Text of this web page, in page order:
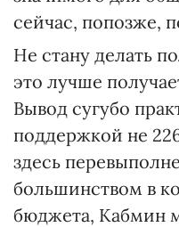
сейчас, попозже,
Не стану делать
это лучше
Вывод сугубо
поддержкой не
здесь
большинством в
бюджета, Кабмин